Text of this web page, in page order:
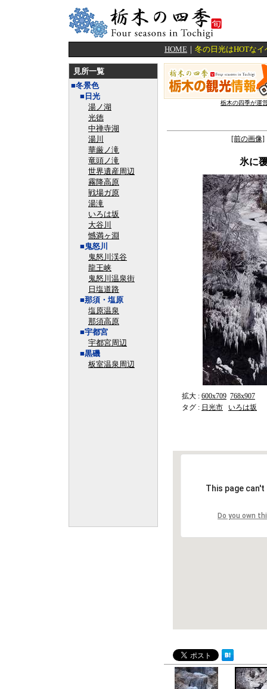
HOME ｜ 冬の日光はHOTな
見所一覧
■冬景色
■日光
湯ノ湖
光徳
中禅寺湖
湯川
華厳ノ滝
竜頭ノ滝
世界遺産周辺
霧降高原
戦場ガ原
湯滝
いろは坂
大谷川
憾満ヶ淵
■鬼怒川
鬼怒川渓谷
龍王峡
鬼怒川温泉街
日塩道路
■那須・塩原
塩原温泉
那須高原
■宇都宮
宇都宮周辺
■黒磯
板室温泉周辺
栃木の四季が運
[前の画像]
氷に
拡大 : 600x709 768x907
タグ : 日光市 いろは坂
This page
Do you own